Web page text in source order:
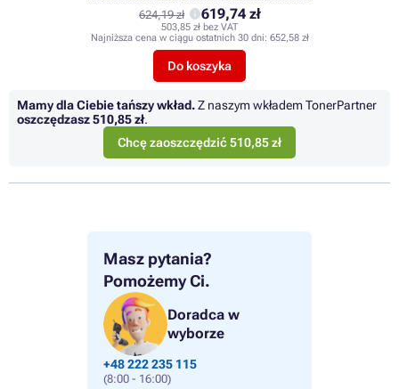
Masz pytania?
Pomożemy Ci.
Doradca w
wyborze
+48 222 235 115
(8:00 - 16:00)
624,19 zł 619,74 zł
503,85 zł bez VAT
Najniższa cena w ciągu ostatnich 30 dni: 652,58 zł
Do koszyka
Mamy dla Ciebie tańszy wkład.Z naszym wkładem TonerPartner
oszczędzasz510,85 zł.
Chcę zaoszczędzić 510,85 zł